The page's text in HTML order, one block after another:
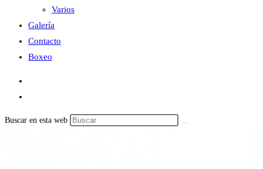
Varios
Galería
Contacto
Boxeo
Buscar en esta web